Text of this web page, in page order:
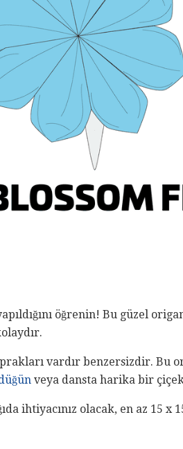
öğrenin! Bu güzel
vardır benzersizdir. Bu
veya dansta harika bir
ihtiyacınız olacak, en az 15 x